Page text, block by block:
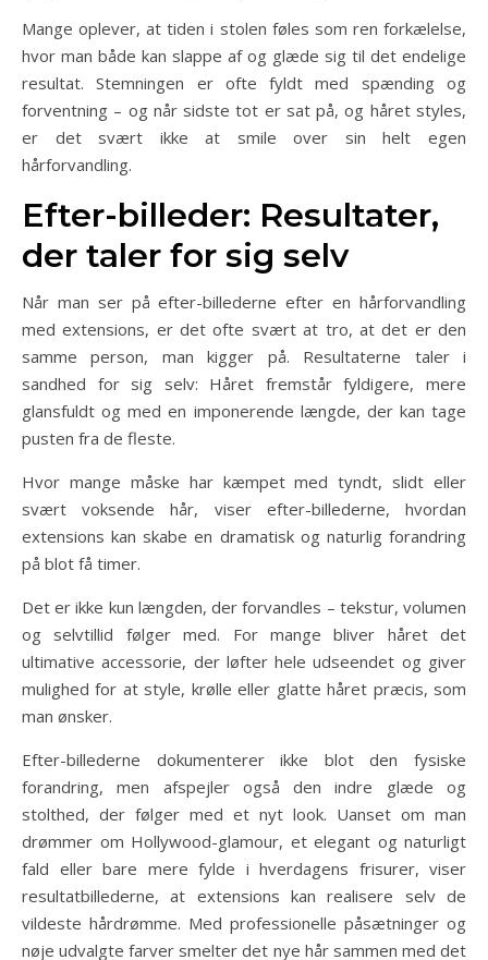
Mange oplever, at tiden i stolen føles som ren forkælelse,
hvor man både kan slappe af og glæde sig til det endelige
resultat. Stemningen er ofte fyldt med spænding og
forventning – og når sidste tot er sat på, og håret styles,
er det svært ikke at smile over sin helt egen
hårforvandling.
Efter-billeder: Resultater,
der taler for sig selv
Når man ser på efter-billederne efter en hårforvandling
med extensions, er det ofte svært at tro, at det er den
samme person, man kigger på. Resultaterne taler i
sandhed for sig selv: Håret fremstår fyldigere, mere
glansfuldt og med en imponerende længde, der kan tage
pusten fra de fleste.
Hvor mange måske har kæmpet med tyndt, slidt eller
svært voksende hår, viser efter-billederne, hvordan
extensions kan skabe en dramatisk og naturlig forandring
på blot få timer.
Det er ikke kun længden, der forvandles – tekstur, volumen
og selvtillid følger med. For mange bliver håret det
ultimative accessorie, der løfter hele udseendet og giver
mulighed for at style, krølle eller glatte håret præcis, som
man ønsker.
Efter-billederne dokumenterer ikke blot den fysiske
forandring, men afspejler også den indre glæde og
stolthed, der følger med et nyt look. Uanset om man
drømmer om Hollywood-glamour, et elegant og naturligt
fald eller bare mere fylde i hverdagens frisurer, viser
resultatbillederne, at extensions kan realisere selv de
vildeste hårdrømme. Med professionelle påsætninger og
nøje udvalgte farver smelter det nye hår sammen med det